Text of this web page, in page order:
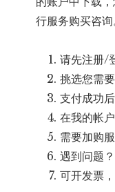
行服务购买咨询
请先注册/
挑选您需
支付成功
在我的帐
需要加购
遇到问题
可开发票，